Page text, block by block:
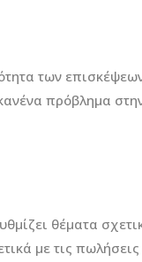
των
πρόβλημα
θέματα
με τις